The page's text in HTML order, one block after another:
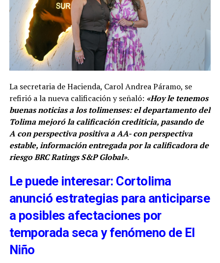
La secretaria de Hacienda, Carol Andrea Páramo, se
refirió a la nueva calificación y señaló: «Hoy le tenemos
buenas noticias a los tolimenses: el departamento del
Tolima mejoró la calificación crediticia, pasando de
A con perspectiva positiva a AA- con perspectiva
estable, información entregada por la calificadora de
riesgo BRC Ratings S&P Global».
Le puede interesar: Cortolima
anunció estrategias para anticiparse
a posibles afectaciones por
temporada seca y fenómeno de El
Niño